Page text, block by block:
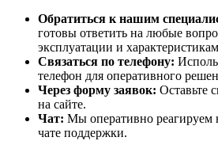
Обратиться к нашим
готовы ответить на любые
эксплуатации и
Связаться по телефону:
телефон для оперативного
Через форму заявок: Оставьте
на сайте.
Чат: Мы оперативно реагируем
чате поддержки.